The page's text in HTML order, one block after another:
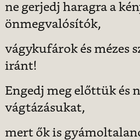
ne gerjedj haragra a
önmegvalósítók,
vágykufárok és mézes
iránt!
Engedj meg előttük és
vágtázásukat,
mert ők is